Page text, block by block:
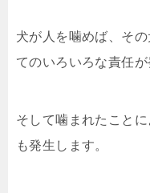
犬が人を噛めば、そ
てのいろいろな責任が
そして噛まれたこと
も発生します。